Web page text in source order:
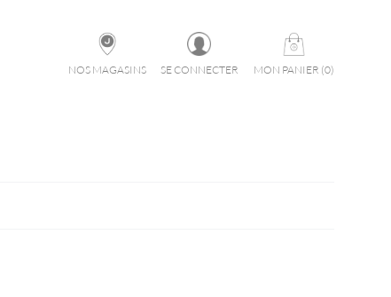
NOS MAGASINS
SE CONNECTER MON PANIER (0)